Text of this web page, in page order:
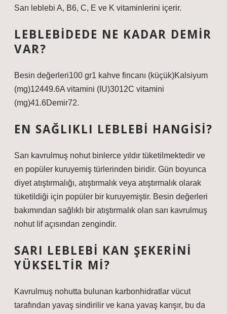
Sarı leblebi A, B6, C, E ve K vitaminlerini içerir.
LEBLEBIDEDE NE KADAR DEMIR
VAR?
Besin değerleri100 gr1 kahve fincanı (küçük)Kalsiyum
(mg)12449.6A vitamini (IU)3012C vitamini
(mg)41.6Demir72.
EN SAĞLIKLI LEBLEBI HANGISI?
Sarı kavrulmuş nohut binlerce yıldır tüketilmektedir ve
en popüler kuruyemiş türlerinden biridir. Gün boyunca
diyet atıştırmalığı, atıştırmalık veya atıştırmalık olarak
tüketildiği için popüler bir kuruyemiştir. Besin değerleri
bakımından sağlıklı bir atıştırmalık olan sarı kavrulmuş
nohut lif açısından zengindir.
SARI LEBLEBI KAN ŞEKERINI
YÜKSELTIR MI?
Kavrulmuş nohutta bulunan karbonhidratlar vücut
tarafından yavaş sindirilir ve kana yavaş karışır, bu da